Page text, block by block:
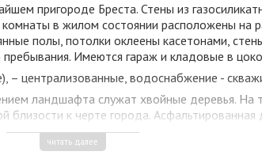
пригороде Бреста. Стены из
в жилом состоянии расположены на
полы, потолки оклеены касетонами,
Имеются гараж и кладовые в
– централизованные, водоснабжение -
ландшафта служат хвойные деревья. На
к черте города.
городская инфраструктура.
читать далее